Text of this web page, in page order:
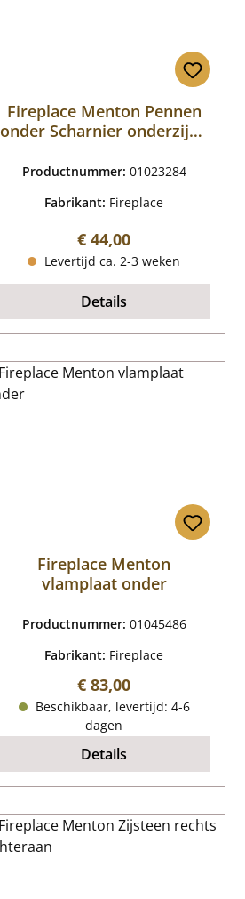
Fireplace Menton Pennen
onder Scharnier onderzijde
Productnummer: 01023284
Fabrikant: Fireplace
Normale prijs:
€ 44,00
Levertijd ca. 2-3 weken
Details
Fireplace Menton
vlamplaat onder
Productnummer: 01045486
Fabrikant: Fireplace
Normale prijs:
€ 83,00
Beschikbaar, levertijd: 4-6
dagen
Details